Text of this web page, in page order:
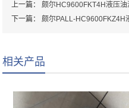
上一篇：颇尔HC9600FKT4H液压油
下一篇：颇尔PALL-HC9600FKZ4H
相关产品